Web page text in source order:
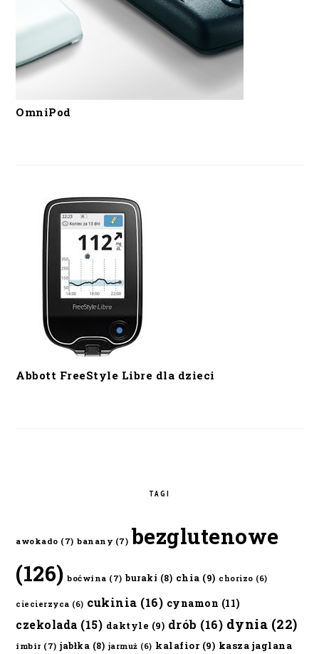
OmniPod
Abbott FreeStyle Libre dla dzieci
TAGI
awokado (7) banany (7) bezglutenowe
(126) boćwina (7) buraki (8) chia (9) chorizo (6)
ciecierzyca (6) cukinia (16) cynamon (11)
czekolada (15) daktyle (9) drób (16) dynia (22)
imbir (7) jabłka (8) jarmuż (6) kalafior(9) kasza jaglana